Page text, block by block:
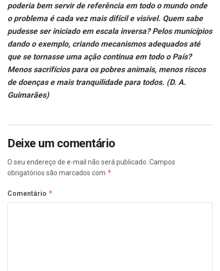
poderia bem servir de referência em todo o mundo onde
o problema é cada vez mais difícil e visível. Quem sabe
pudesse ser iniciado em escala inversa? Pelos municípios
dando o exemplo, criando mecanismos adequados até
que se tornasse uma ação continua em todo o País?
Menos sacrifícios para os pobres animais, menos riscos
de doenças e mais tranquilidade para todos. (D. A.
Guimarães)
Deixe um comentário
O seu endereço de e-mail não será publicado. Campos
obrigatórios são marcados com *
Comentário *